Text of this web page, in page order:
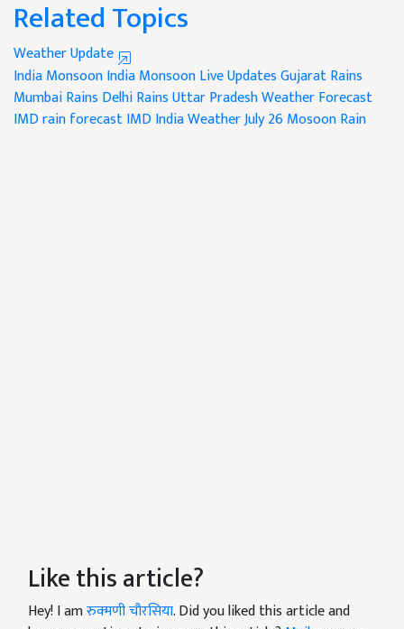
Related Topics
Weather Update
India MonsoonIndia Monsoon Live UpdatesGujarat Rains
Mumbai Rains Delhi RainsUttar PradeshWeather Forecast
IMD rain forecastIMDIndia Weather July 26Mosoon Rain
Like this article?
Hey! I amरुक्मणी चौरसिया. Did you liked this article and